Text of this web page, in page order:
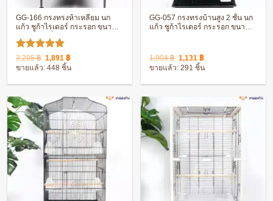
GG-166 กรงทรงห้าเหลี่ยม นก
แก้ว ชูก้าไรเดอร์ กระรอก ขนาด
ใหญ่ มีล้อเลื่อน เคลือบกันสนิม
ประกอบง่าย
ให้คะแนน
5ตั้งแต่ 1-
3,205฿ Original
price
was:
1,891 ฿Current
price
is:
ขายแล้ว: 448 ชิ้น
GG-057 กรงทรงบ้านสูง 2 ชั้น นก
แก้ว ชูก้าไรเดอร์ กระรอก ขนาด
1,904฿ Original
price
was:
1,131 ฿Current
price
is:
ขายแล้ว: 291 ชิ้น